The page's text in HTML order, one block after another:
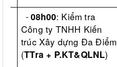
-08h00: Kiểm tra
Công ty TNHH Kiến
trúc Xây dựng Đa Điểm
(TTra + P.KT&QLNL)